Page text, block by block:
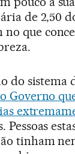
de 2,50
que
do sistema
Governo
tinham